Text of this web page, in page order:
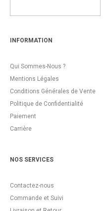
INFORMATION
Qui Sommes-Nous ?
Mentions Légales
Conditions Générales de Vente
Politique de Confidentialité
Paiement
Carrière
NOS SERVICES
Contactez-nous
Commande et Suivi